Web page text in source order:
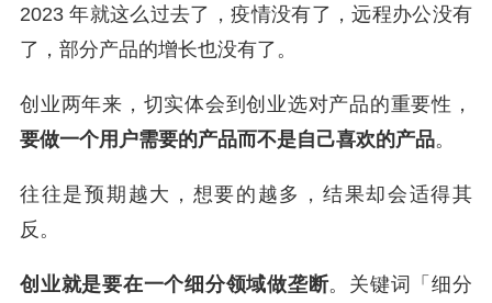
2023 年就这么过去了，疫情没有了，远程办公没有
了，部分产品的增长也没有了。
创业两年来，切实体会到创业选对产品的重要性，
要做一个用户需要的产品而不是自己喜欢的产品。
往往是预期越大，想要的越多，结果却会适得其
反。
创业就是要在一个细分领域做垄断。关键词「细分